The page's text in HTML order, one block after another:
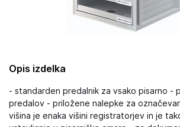
Opis izdelka
- standarden predalnik za vsako pisarno -
predalov - priložene nalepke za
višina je enaka višini registratorjev in je